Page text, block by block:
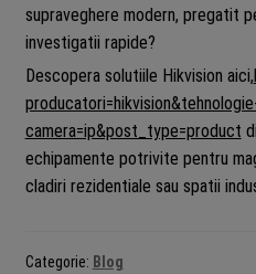
supraveghere modern, pregatit
investigatii rapide?
Descopera solutiile Hikvision aici,
camera=ip&post_type=product
echipamente potrivite pentru
cladiri rezidentiale sau spatii
Categorie: Blog